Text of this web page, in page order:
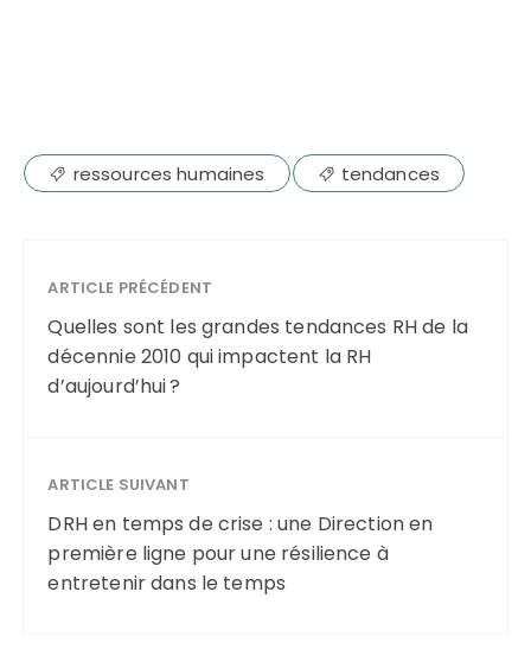
ressources humaines tendances
ARTICLE PRÉCÉDENT
Quelles sont les grandes tendances RH de la
décennie 2010 qui impactent la RH
d’aujourd’hui ?
ARTICLE SUIVANT
DRH en temps de crise : une Direction en
première ligne pour une résilience à
entretenir dans le temps